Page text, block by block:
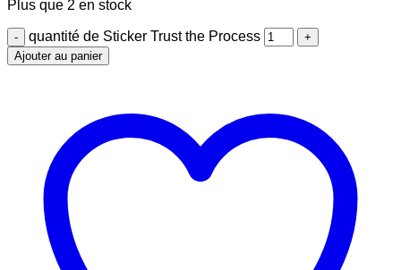
Plus que 2 en stock
quantité de Sticker Trust the Process
Ajouter au panier